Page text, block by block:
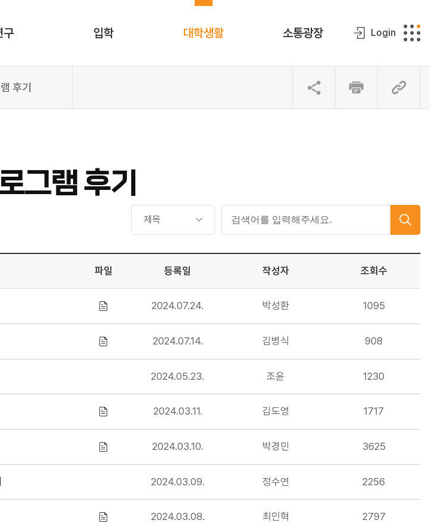
구 입학 대학생활 소통광장 Login
후기
그램 후기
파일 등록일 작성자 조회수
2024.07.24. 박성환 1095
2024.07.14. 김병식 908
2024.05.23. 조윤 1230
2024.03.11. 김도영 1717
2024.03.10. 박경민 3625
2024.03.09. 정수연 2256
2024.03.08. 최인혁 2797